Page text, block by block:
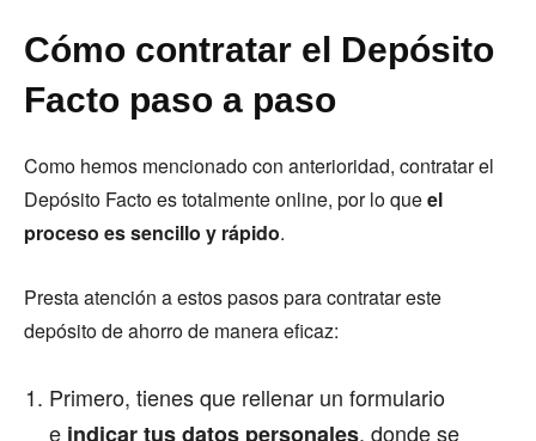
Cómo contratar el Depósito
Facto paso a paso
Como hemos mencionado con anterioridad, contratar el
Depósito Facto es totalmente online, por lo queel
proceso es sencillo y rápido.
Presta atención a estos pasos para contratar este
depósito de ahorro de manera eficaz:
Primero, tienes que rellenar un formulario
e indicar tus datos personales, donde se